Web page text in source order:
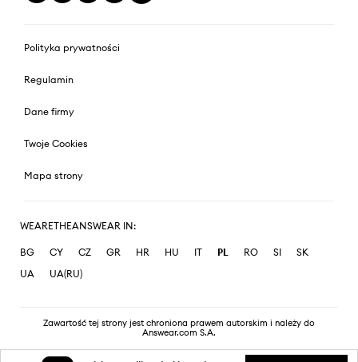
Polityka prywatności
Regulamin
Dane firmy
Twoje Cookies
Mapa strony
WEARETHEANSWEAR IN:
BG CY CZ GR HR HU IT PL RO SI
SK
UA
UA(RU)
Zawartość tej strony jest chroniona prawem autorskim i należy do
Answear.com S.A.